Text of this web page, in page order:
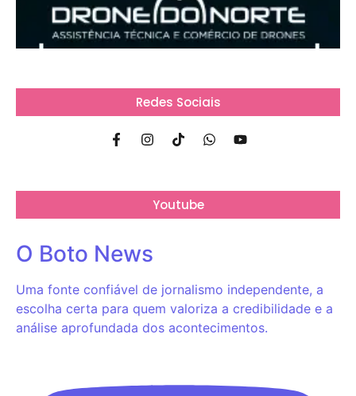
Redes Sociais
Youtube
O Boto News
Uma fonte confiável de jornalismo independente, a
escolha certa para quem valoriza a credibilidade e a
análise aprofundada dos acontecimentos.